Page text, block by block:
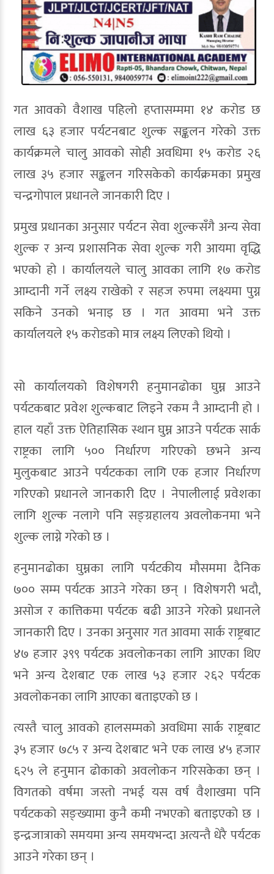
गत आवको वैशाख पहिलो हप्तासम्ममा १४ करोड छ
लाख ६३ हजार पर्यटनबाट शुल्क सङ्कलन गरेको उक्त
कार्यक्रमले चालु आवको सोही अवधिमा १५ करोड २६
लाख ३५ हजार सङ्कलन गरिसकेको कार्यक्रमका प्रमुख
चन्द्रगोपाल प्रधानले जानकारी दिए ।
प्रमुख प्रधानका अनुसार पर्यटन सेवा शुल्कसँगै अन्य सेवा
शुल्क र अन्य प्रशासनिक सेवा शुल्क गरी आयमा वृद्धि
भएको हो । कार्यालयले चालु आवका लागि १७ करोड
आम्दानी गर्ने लक्ष्य राखेको र सहज रुपमा लक्ष्यमा पुग्न
सकिने उनको भनाइ छ । गत आवमा भने उक्त
कार्यालयले १५ करोडको मात्र लक्ष्य लिएको थियो ।
सो कार्यालयको विशेषगरी हनुमानढोका घुम्न आउने
पर्यटकबाट प्रवेश शुल्कबाट लिइने रकम नै आम्दानी हो ।
हाल यहाँ उक्त ऐतिहासिक स्थान घुम्न आउने पर्यटक सार्क
राष्ट्रका लागि ५०० निर्धारण गरिएको छभने अन्य
मुलुकबाट आउने पर्यटकका लागि एक हजार निर्धारण
गरिएको प्रधानले जानकारी दिए । नेपालीलाई प्रवेशका
लागि शुल्क नलागे पनि सङ्ग्रहालय अवलोकनमा भने
शुल्क लाग्ने गरेको छ ।
हनुमानढोका घुम्नका लागि पर्यटकीय मौसममा दैनिक
७०० सम्म पर्यटक आउने गरेका छन् । विशेषगरी भदौ,
असोज र कात्तिकमा पर्यटक बढी आउने गरेको प्रधानले
जानकारी दिए । उनका अनुसार गत आवमा सार्क राष्ट्रबाट
४७ हजार ३९९ पर्यटक अवलोकनका लागि आएका थिए
भने अन्य देशबाट एक लाख ५३ हजार २६२ पर्यटक
अवलोकनका लागि आएका बताइएको छ ।
त्यस्तै चालु आवको हालसम्मको अवधिमा सार्क राष्ट्रबाट
३५ हजार ७८५ र अन्य देशबाट भने एक लाख ४५ हजार
६२५ ले हनुमान ढोकाको अवलोकन गरिसकेका छन् ।
विगतको वर्षमा जस्तो नभई यस वर्ष वैशाखमा पनि
पर्यटकको सङ्ख्यामा कुनै कमी नभएको बताइएको छ ।
इन्द्रजात्राको समयमा अन्य समयभन्दा अत्यन्तै धेरै पर्यटक
आउने गरेका छन् ।